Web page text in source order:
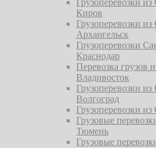
Грузоперевозки
Киров
Грузоперевозки
Архангельск
Грузоперевозки
Краснодар
Перевозка грузов
Владивосток
Грузоперевозки
Волгоград
Грузоперевозки
Грузовые
Тюмень
Грузовые